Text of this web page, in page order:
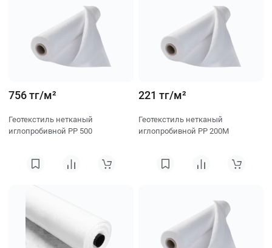
756 тг/м²
Геотекстиль нетканый
иглопробивной PP 500
221 тг/м²
Геотекстиль нетканый
иглопробивной PP 200M